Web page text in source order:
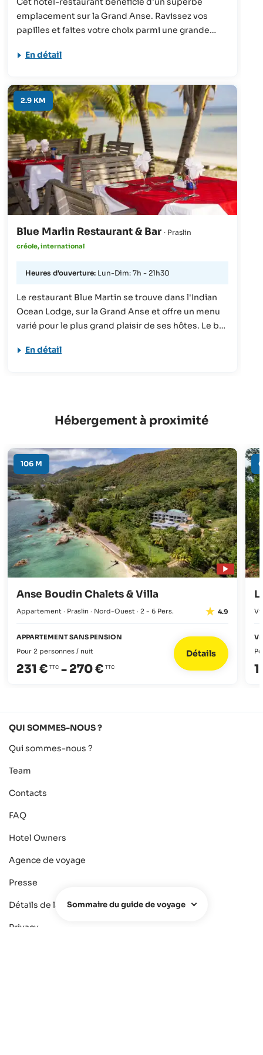
emplacement sur la Grand Anse. Ravissez vos
papilles et faites votre choix parmi une grande
En détail
2.9 KM
Blue Marlin Restaurant & Bar · Praslin
créole, international
Heures d'ouverture: Lun-Dim: 7h - 21h30
Le restaurant Blue Martin se trouve dans l'Indian
Ocean Lodge, sur la Grand Anse et offre un menu
varié pour le plus grand plaisir de ses hôtes. Le bar
propose des cocktails fruités et offre une superbe
En détail
Hébergement à proximité
106 M
Anse Boudin Chalets & Villa
Appartement · Praslin · Nord-Ouest · 2 - 6 Pers. 4.9
APPARTEMENT SANS PENSION
Pour 2 personnes / nuit
231 € - 270 €
Détails
Sommaire du guide de voyage
QUI SOMMES-NOUS ?
Qui sommes-nous ?
Team
Contacts
FAQ
Hotel Owners
Agence de voyage
Presse
Détails de la société
Privacy